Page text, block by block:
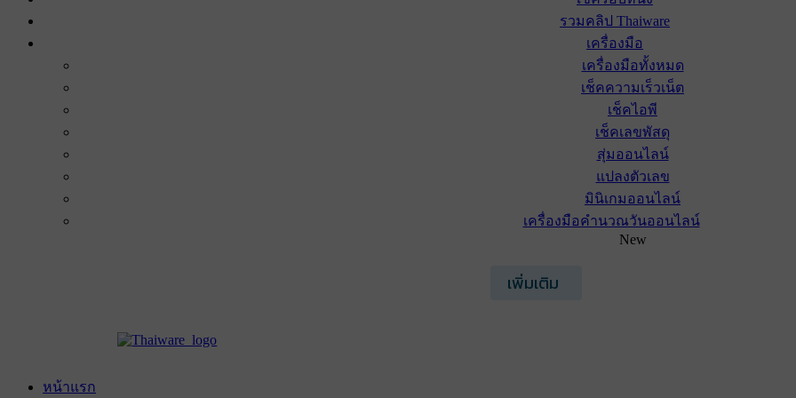
รวมคลิป Thaiware
เครื่องมือ
เครื่องมือทั้งหมด
เช็คความเร็วเน็ต
เช็คไอพี
เช็คเลขพัสดุ
สุ่มออนไลน์
แปลงตัวเลข
มินิเกมออนไลน์
เครื่องมือคำนวณวันออนไลน์
New
เพิ่มเติม
หน้าแรก